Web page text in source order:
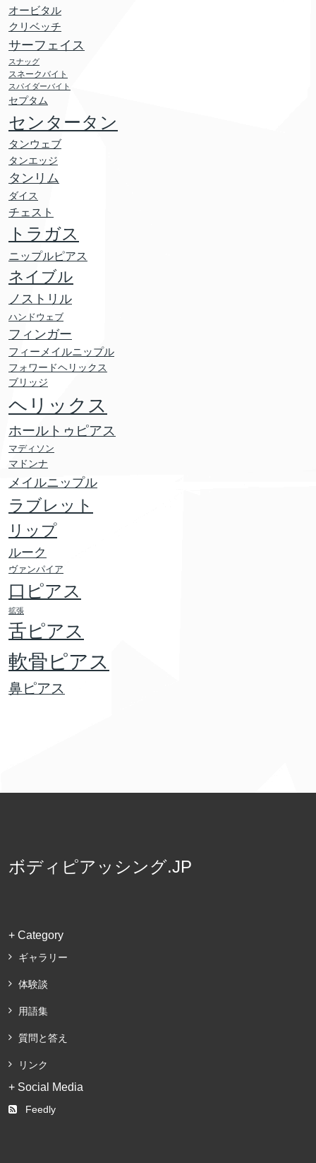
オービタル
クリベッチ
サーフェイス
スナッグ
スネークバイト
スパイダーバイト
セプタム
センタータン
タンウェブ
タンエッジ
タンリム
ダイス
チェスト
トラガス
ニップルピアス
ネイブル
ノストリル
ハンドウェブ
フィンガー
フィーメイルニップル
フォワードヘリックス
ブリッジ
ヘリックス
ホールトゥピアス
マディソン
マドンナ
メイルニップル
ラブレット
リップ
ルーク
ヴァンパイア
口ピアス
拡張
舌ピアス
軟骨ピアス
鼻ピアス
ボディピアッシング.JP
+ Category
ギャラリー
体験談
用語集
質問と答え
リンク
+ Social Media
Feedly